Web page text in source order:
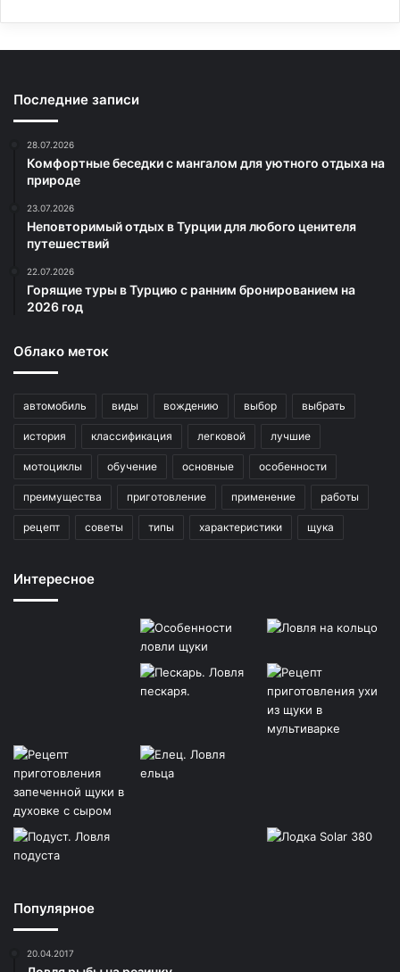
Последние записи
28.07.2026
Комфортные беседки с мангалом для уютного отдыха на
природе
23.07.2026
Неповторимый отдых в Турции для любого ценителя
путешествий
22.07.2026
Горящие туры в Турцию с ранним бронированием на
2026 год
Облако меток
автомобиль виды вождению выбор выбрать
история классификация легковой лучшие
мотоциклы обучение основные особенности
преимущества приготовление применение работы
рецепт советы типы характеристики щука
Интересное
Популярное
20.04.2017